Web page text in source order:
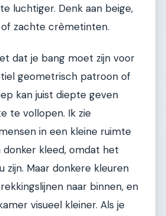
luchtiger. Denk aan beige,
zachte crèmetinten.
dat je bang moet zijn voor
geometrisch patroon of
kan juist diepte geven
te vollopen. Ik zie
in een kleine ruimte
donker kleed, omdat het
zijn. Maar donkere kleuren
naar binnen, en
visueel kleiner. Als je